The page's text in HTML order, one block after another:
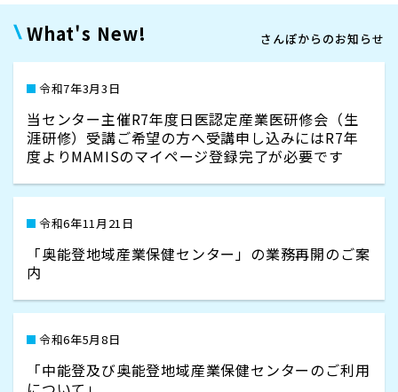
What's New! さんぽからのお知らせ
令和7年3月3日
当センター主催R7年度日医認定産業医研修会（生
涯研修）受講ご希望の方へ受講申し込みにはR7年
度よりMAMISのマイページ登録完了が必要です
令和6年11月21日
「奥能登地域産業保健センター」の業務再開のご案
内
令和6年5月8日
「中能登及び奥能登地域産業保健センターのご利用